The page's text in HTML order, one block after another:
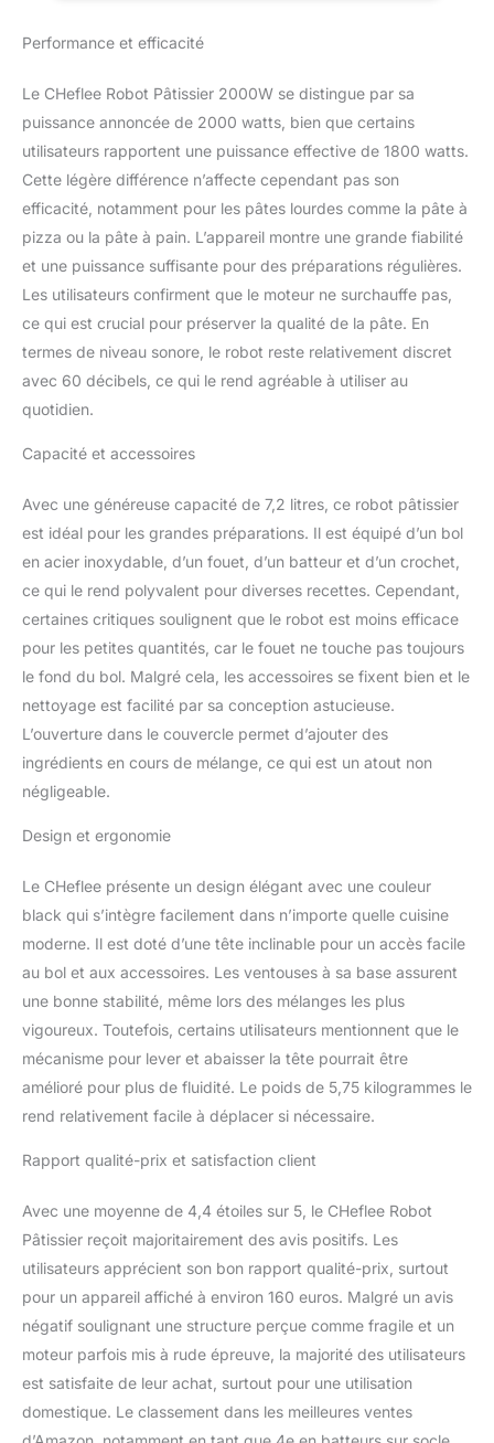
dissipation thermique
rapide, faible bruit (moins
de 75 dB), une machine
de
pétrin/batteur/mélangeur.
Qu'il s'agisse de pain, de
pizza, de nouilles, de
facilement. 【Grande
Capacité De 8 L】
Utilisez de l'acier
contenir 1500 g de farine,
répondant aux besoins
de 3 à 8 personnes de la
famille, et peut être
commerciales. Équipé
d'un couvercle
transparent, vous
pouvez non seulement
voir la progression de la
production alimentaire
pendant l'utilisation, mais
avez le choix entre 6
vitesses différentes,
adaptées à différentes
préparations
alimentaires. Niveau 1-2,
adapté au pétrissage de
la pâte; niveau 3-4,
adapté au mélange
salade/beurre ; niveau 5-
6, adapté pour battre les
blancs d'œufs et la
d'impulsion du fichier P
pain et du beurre plus
délicat et ferme, et la
trajectoire planétaire peut
être envoyée plus
uniformément à 360
degrés. 【Conception à
Tête Inclinable et Facile à
Nettoyer】Les
conceptions à tête
inclinable sont plus
Performance et efficacité
Le CHeflee Robot Pâtissier 2000W se distingue par sa
puissance annoncée de 2000 watts, bien que certains
utilisateurs rapportent une puissance effective de 1800 watts.
Cette légère différence n’affecte cependant pas son
efficacité, notamment pour les pâtes lourdes comme la pâte à
pizza ou la pâte à pain. L’appareil montre une grande fiabilité
et une puissance suffisante pour des préparations régulières.
Les utilisateurs confirment que le moteur ne surchauffe pas,
ce qui est crucial pour préserver la qualité de la pâte. En
termes de niveau sonore, le robot reste relativement discret
avec 60 décibels, ce qui le rend agréable à utiliser au
quotidien.
Capacité et accessoires
Avec une généreuse capacité de 7,2 litres, ce robot pâtissier
est idéal pour les grandes préparations. Il est équipé d’un bol
en acier inoxydable, d’un fouet, d’un batteur et d’un crochet,
ce qui le rend polyvalent pour diverses recettes. Cependant,
certaines critiques soulignent que le robot est moins efficace
pour les petites quantités, car le fouet ne touche pas toujours
le fond du bol. Malgré cela, les accessoires se fixent bien et le
nettoyage est facilité par sa conception astucieuse.
L’ouverture dans le couvercle permet d’ajouter des
ingrédients en cours de mélange, ce qui est un atout non
négligeable.
Design et ergonomie
Le CHeflee présente un design élégant avec une couleur
black qui s’intègre facilement dans n’importe quelle cuisine
moderne. Il est doté d’une tête inclinable pour un accès facile
au bol et aux accessoires. Les ventouses à sa base assurent
une bonne stabilité, même lors des mélanges les plus
vigoureux. Toutefois, certains utilisateurs mentionnent que le
mécanisme pour lever et abaisser la tête pourrait être
amélioré pour plus de fluidité. Le poids de 5,75 kilogrammes le
rend relativement facile à déplacer si nécessaire.
Rapport qualité-prix et satisfaction client
Avec une moyenne de 4,4 étoiles sur 5, le CHeflee Robot
Pâtissier reçoit majoritairement des avis positifs. Les
utilisateurs apprécient son bon rapport qualité-prix, surtout
pour un appareil affiché à environ 160 euros. Malgré un avis
négatif soulignant une structure perçue comme fragile et un
moteur parfois mis à rude épreuve, la majorité des utilisateurs
est satisfaite de leur achat, surtout pour une utilisation
domestique. Le classement dans les meilleures ventes